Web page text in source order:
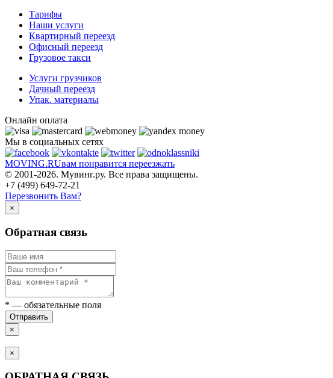
Тарифы
Наши услуги
Квартирный переезд
Офисный переезд
Грузовое такси
Услуги грузчиков
Дачный переезд
Упак. материалы
Онлайн оплата
Мы в социальных сетях
MOVING.RUвам понравится переезжать
© 2001-2026. Мувинг.ру. Все права защищены.
+7 (499) 649-72-21
Перезвонить Вам?
×
Обратная связь
* — обязательные поля
Отправить
×
×